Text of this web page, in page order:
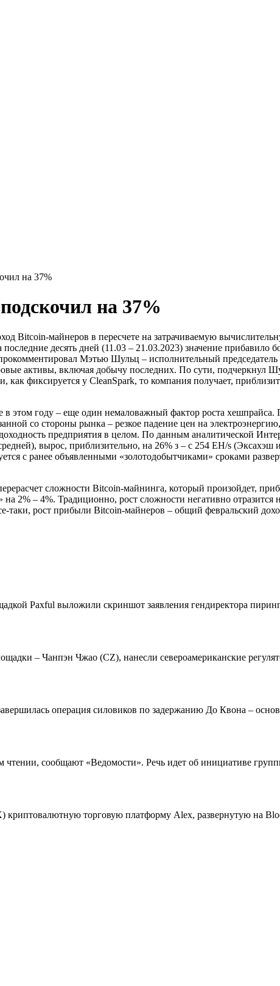
на 37%
на 37%
Bitcoin-майнеров в пересчете на затрачиваемую
десять дней (11.03 – 21.03.2023) значение прибавило
Мэтью Шульц – исполнительный
активы, включая добычу последних. По сути, подчеркнул
как фиксируется у CleanSpark, то компания получает,
этом году – еще один немаловажный фактор роста
со стороны рынка – резкое падение цен на
предприятия в целом. По данным аналитической
вырос, приблизительно, на 26% з – с 254 EH/s
с ранее объявленными «золотодобытчиками» сроками
сложности Bitcoin-майнинга, который произойдет,
на 2% – 4%. Традиционно, рост сложности негативно
таки, рост прибыли Bitcoin-майнеров – общий февральский
Paxful выложили скриншот заявления гендиректора
– Чанпэн Чжао (CZ), нанесли североамериканские
операция силовиков по задержанию До Квона –
чтении, сообщают «Ведомости». Речь идет об инициативе
криптовалютную торговую платформу Alex, развернутую на